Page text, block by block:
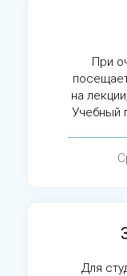
При
на
Учебный
Для